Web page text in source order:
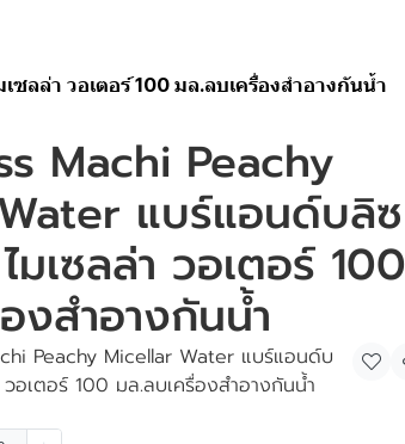
ล่า วอเตอร์ 100 มล.ลบเครื่องสำอางกันน้ำ
Machi Peachy
แบร์แอนด์บลิซ
เซลล่า วอเตอร์ 100
งสำอางกันน้ำ
Peachy Micellar Water แบร์แอนด์บ
อเตอร์ 100 มล.ลบเครื่องสำอางกันน้ำ